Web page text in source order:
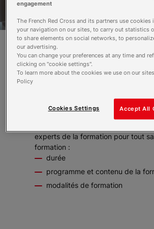
-
Mettez toutes les chances de votre
préparant la sélection à l’entrée en
experts de la formation pour tout
formation :
durée
programme et contenu de la
modalités de formation
engagement
The French Red Cross and its partners use
your navigation on our sites, to carry out statistics
to share elements on social networks, to
our advertising.
You can change your preferences at any time and
clicking on "cookie settings".
To learn more about the cookies we use on our
Policy
Accept All
Cookies Settings